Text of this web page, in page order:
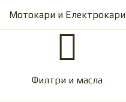
Мотокари и Електрокари
Филтри и масла